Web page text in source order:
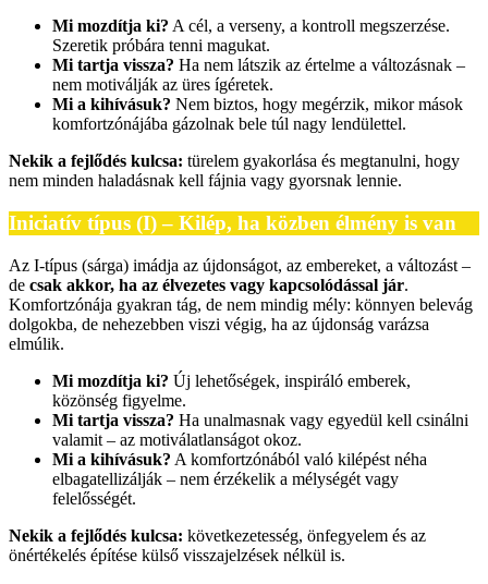
Mi mozdítja ki? A cél, a verseny, a kontroll megszerzése.
Szeretik próbára tenni magukat.
Mi tartja vissza? Ha nem látszik az értelme a változásnak –
nem motiválják az üres ígéretek.
Mi a kihívásuk? Nem biztos, hogy megérzik, mikor mások
komfortzónájába gázolnak bele túl nagy lendülettel.
Nekik a fejlődés kulcsa: türelem gyakorlása és megtanulni, hogy
nem minden haladásnak kell fájnia vagy gyorsnak lennie.
Iniciatív típus (I) – Kilép, ha közben élmény is van
Az I-típus (sárga) imádja az újdonságot, az embereket, a változást –
de csak akkor, ha az élvezetes vagy kapcsolódással jár.
Komfortzónája gyakran tág, de nem mindig mély: könnyen belevág
dolgokba, de nehezebben viszi végig, ha az újdonság varázsa
elmúlik.
Mi mozdítja ki? Új lehetőségek, inspiráló emberek,
közönség figyelme.
Mi tartja vissza? Ha unalmasnak vagy egyedül kell csinálni
valamit – az motiválatlanságot okoz.
Mi a kihívásuk? A komfortzónából való kilépést néha
elbagatellizálják – nem érzékelik a mélységét vagy
felelősségét.
Nekik a fejlődés kulcsa: következetesség, önfegyelem és az
önértékelés építése külső visszajelzések nélkül is.